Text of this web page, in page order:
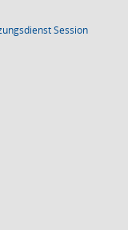
Session(Wird in